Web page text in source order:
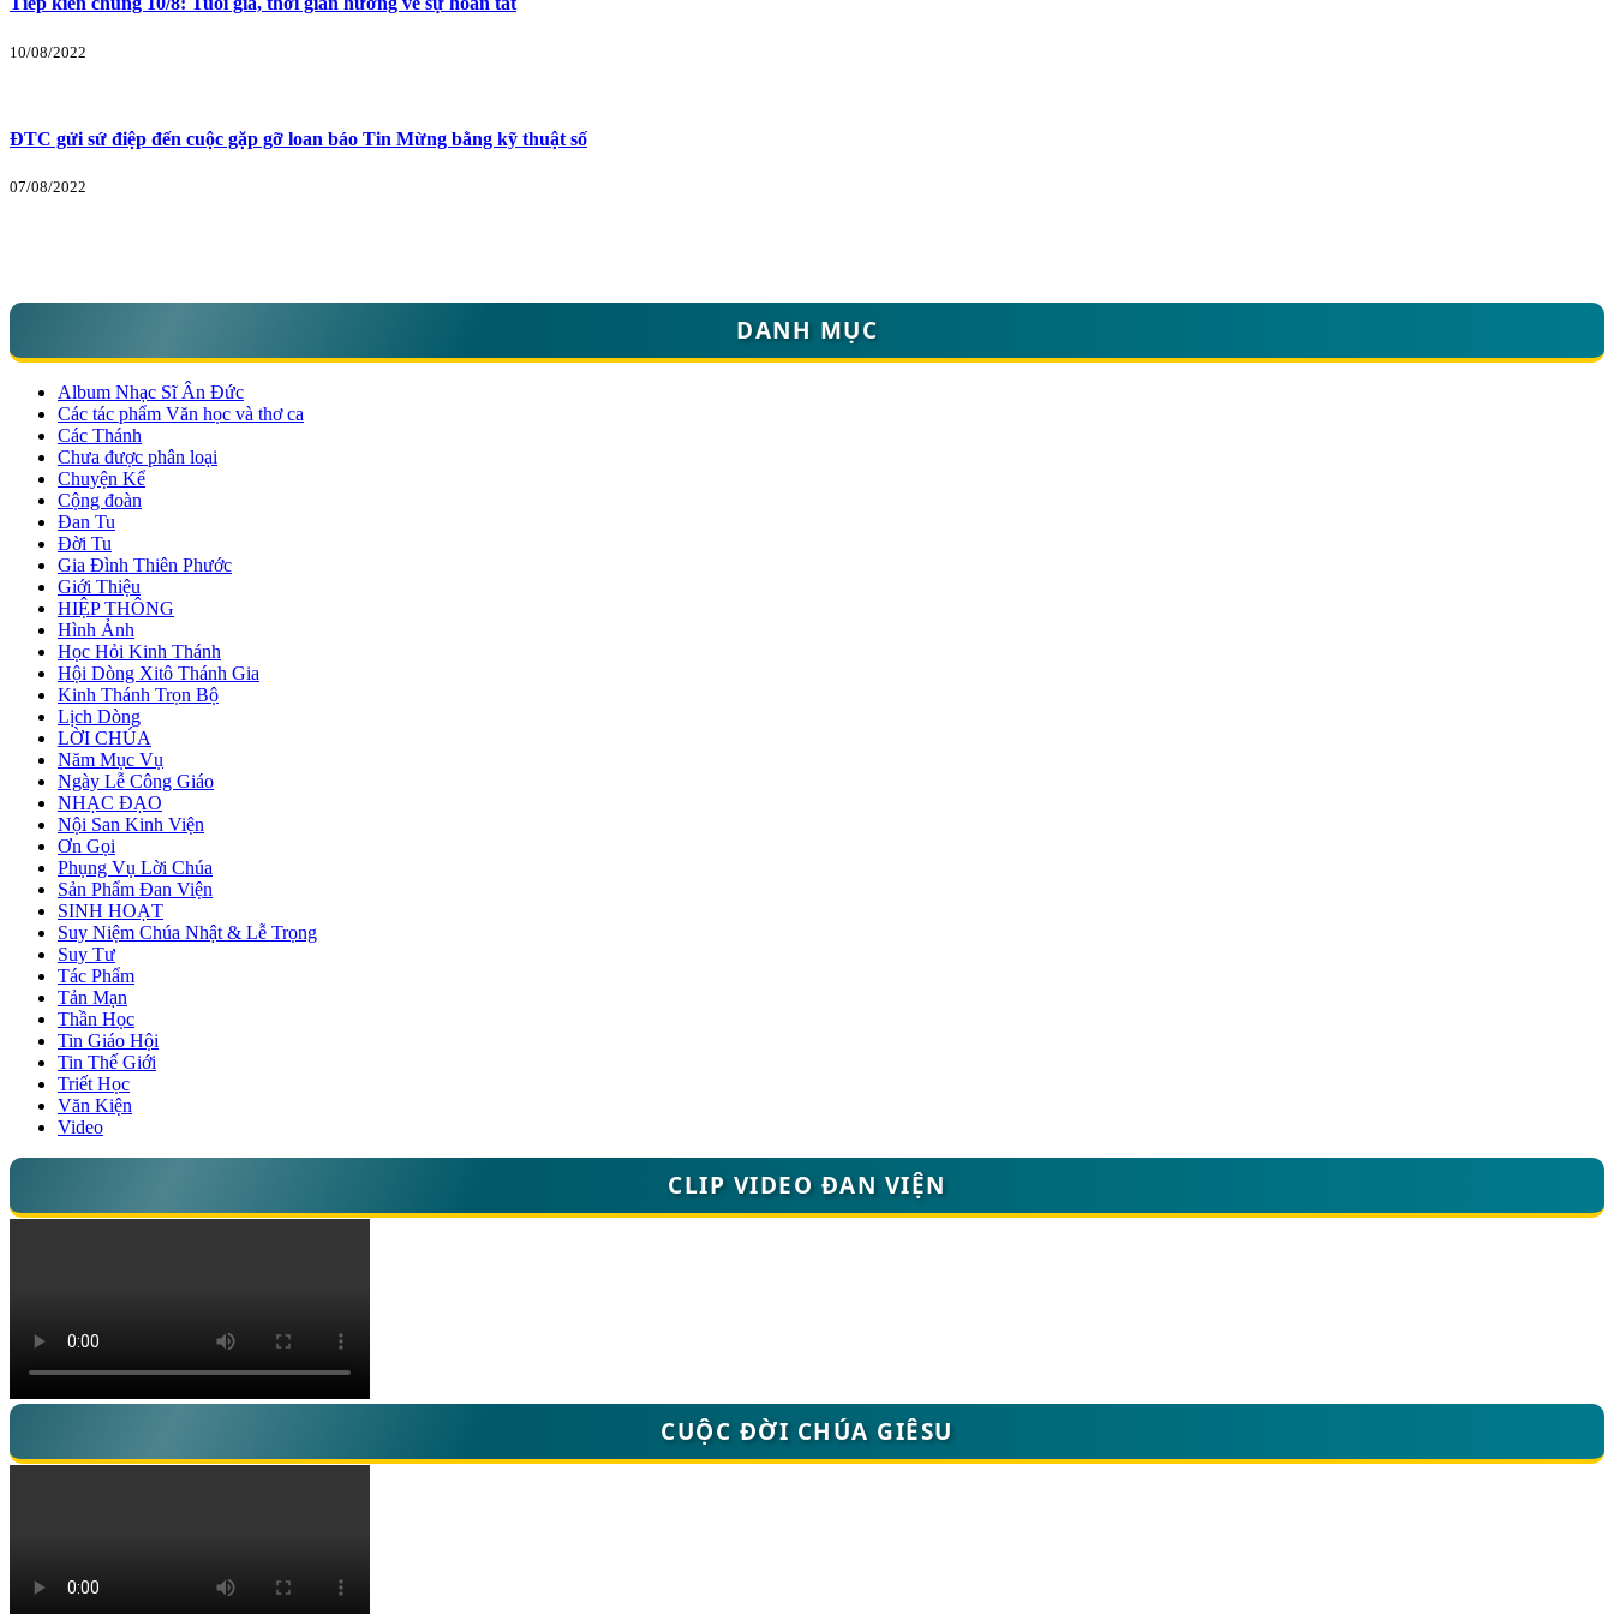
10/08/2022
ĐTC gửi sứ điệp đến cuộc gặp gỡ loan báo Tin Mừng bằng kỹ thuật số
07/08/2022
DANH MỤC
Album Nhạc Sĩ Ân Đức
Các tác phẩm Văn học và thơ ca
Các Thánh
Chưa được phân loại
Chuyện Kể
Cộng đoàn
Đan Tu
Đời Tu
Gia Đình Thiên Phước
Giới Thiệu
HIỆP THÔNG
Hình Ảnh
Học Hỏi Kinh Thánh
Hội Dòng Xitô Thánh Gia
Kinh Thánh Trọn Bộ
Lịch Dòng
LỜI CHÚA
Năm Mục Vụ
Ngày Lễ Công Giáo
NHẠC ĐẠO
Nội San Kinh Viện
Ơn Gọi
Phụng Vụ Lời Chúa
Sản Phẩm Đan Viện
SINH HOẠT
Suy Niệm Chúa Nhật & Lễ Trọng
Suy Tư
Tác Phẩm
Tản Mạn
Thần Học
Tin Giáo Hội
Tin Thế Giới
Triết Học
Văn Kiện
Video
CLIP VIDEO ĐAN VIỆN
CUỘC ĐỜI CHÚA GIÊSU